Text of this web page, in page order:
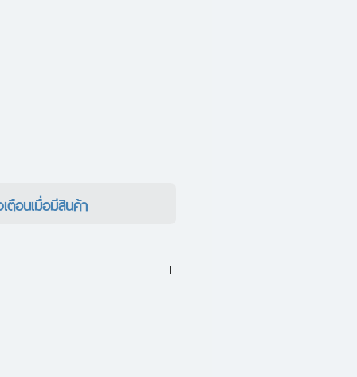
ตือนเมื่อมีสินค้า
สิ่งที่ไม่สำคัญไปซะ!